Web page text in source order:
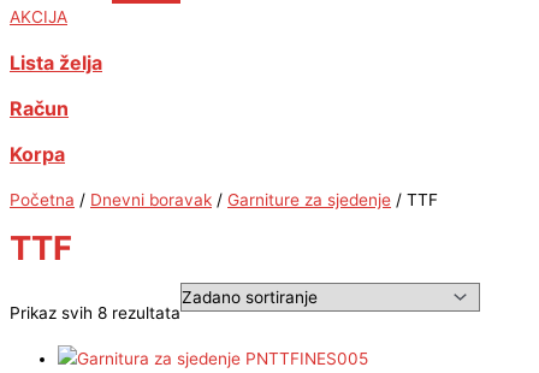
AKCIJA
Lista želja
Račun
Korpa
Početna / Dnevni boravak / Garniture za sjedenje / TTF
TTF
Prikaz svih 8 rezultata